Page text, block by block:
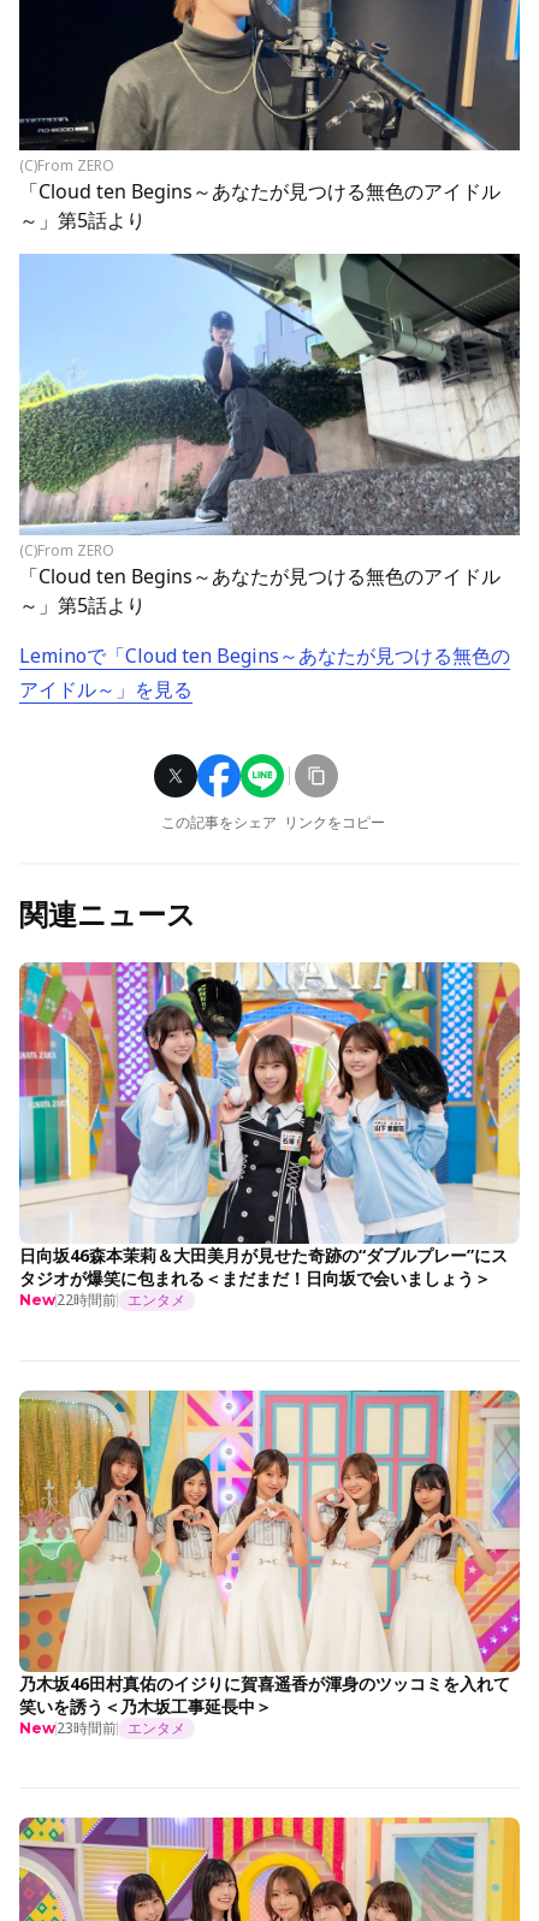
(C)From ZERO
「Cloud ten Begins～あなたが見つける無色のアイドル
～」第5話より
(C)From ZERO
「Cloud ten Begins～あなたが見つける無色のアイドル
～」第5話より
Leminoで「Cloud ten Begins～あなたが見つける無色の
アイドル～」を見る
この記事をシェア リンクをコピー
関連ニュース
日向坂46森本茉莉＆大田美月が見せた奇跡の“ダブルプレー”にス
タジオが爆笑に包まれる＜まだまだ！日向坂で会いましょう＞
New22時間前 エンタメ
乃木坂46田村真佑のイジりに賀喜遥香が渾身のツッコミを入れて
笑いを誘う＜乃木坂工事延長中＞
New23時間前 エンタメ